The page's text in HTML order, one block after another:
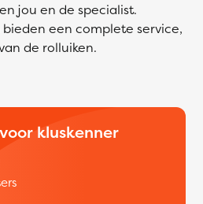
jou en de specialist.
een complete service,
de rolluiken.
kluskenner